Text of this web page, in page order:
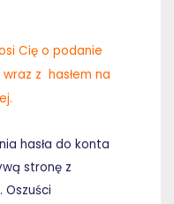
Cię o podanie
z hasłem na
hasła do konta
stronę z